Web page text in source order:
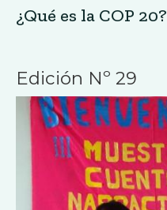
¿Qué es la COP 20?
Edición Nº 29